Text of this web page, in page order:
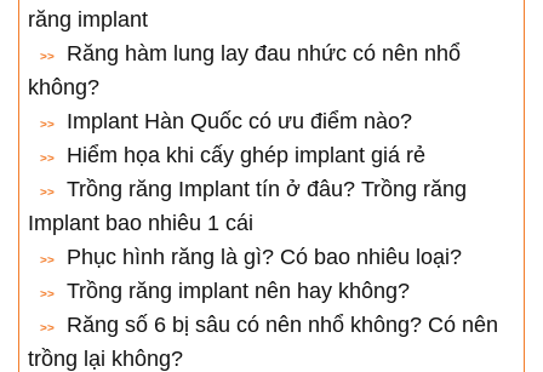
răng implant
Răng hàm lung lay đau nhức có nên nhổ
không?
Implant Hàn Quốc có ưu điểm nào?
Hiểm họa khi cấy ghép implant giá rẻ
Trồng răng Implant tín ở đâu? Trồng răng
Implant bao nhiêu 1 cái
Phục hình răng là gì? Có bao nhiêu loại?
Trồng răng implant nên hay không?
Răng số 6 bị sâu có nên nhổ không? Có nên
trồng lại không?